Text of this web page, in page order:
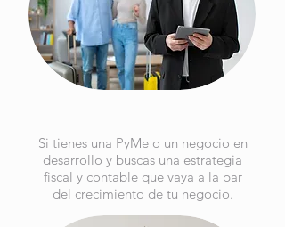
Si tienes una PyMe o un negocio en
desarrollo y buscas una estrategia
fiscal y contable que vaya a la par
del crecimiento de tu negocio.